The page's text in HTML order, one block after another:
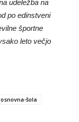
udeležba na
po edinstveni
športne
leto večjo
osnovna-šola